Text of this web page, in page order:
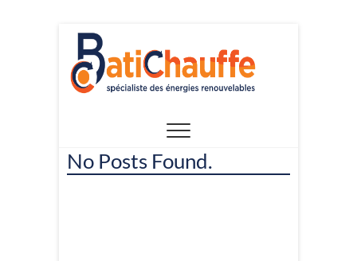
Skip
content
No Posts Found.